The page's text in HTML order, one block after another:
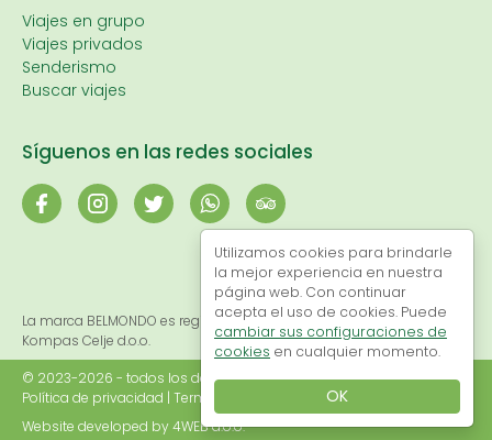
Viajes en grupo
Viajes privados
Senderismo
Buscar viajes
Síguenos en las redes sociales
La marca BELMONDO es registrada y propiedad exclusiva de
Kompas Celje d.o.o.
© 2023-2026 - todos los derechos reservados
Política de privacidad | Terminos y condiciones|Cookies
Website developed by4WEB d.o.o.
Utilizamos cookies para brindarle
la mejor experiencia en nuestra
página web. Con continuar
acepta el uso de cookies. Puede
cambiar sus configuraciones de
cookies en cualquier momento.
OK